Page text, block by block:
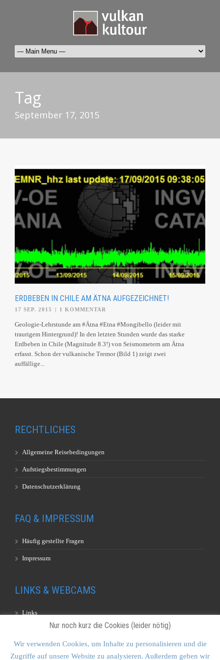
Tag
September 17, 2015
ERDBEBEN IN CHILE AM ÄTNA AUFGEZEICHNET!
17 SEP. 2015 | 1 KOMMENTAR
Geologie-Lehrstunde am ‪#‎Ätna‬ ‪#‎Etna‬ ‪#‎Mongibello‬ (leider mit
traurigem Hintergrund)! In den letzten Stunden wurde das starke
Erdbeben in Chile (Magnitude 8.3!) von Seismometern am Ätna
erfasst. Schon der vulkanische Tremor (Bild 1) zeigt zwei
auffällige...
RECHTLICHES
Allgemeine Reisebedingungen
Aufstiegsbestimmungen
Datenschutzerklärung
FAQ & IMPRESSUM
Häufig gestellte Fragen
Impressum
LINKS & WEBCAMS
Links
Nur noch kurz die Cookies (leider nötig)
Wir verwenden Cookies, um Inhalte zu personalisieren und die
Zugriffe auf unsere Website zu analysieren. Außerdem geben wir